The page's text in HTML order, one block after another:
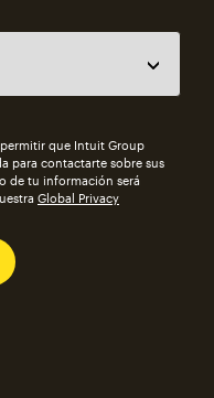
que Intuit Group
para contactarte sobre sus
de tu información será
Global Privacy